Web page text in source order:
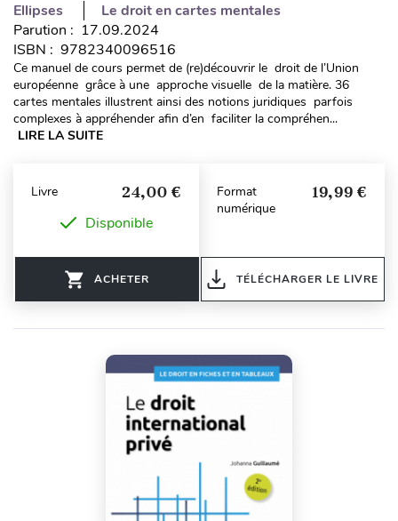
Ellipses
Le droit en cartes mentales
Parution : 17.09.2024
ISBN : 9782340096516
Ce manuel de cours permet de (re)découvrir le droit de l’Union
européenne grâce à une approche visuelle de la matière. 36
cartes mentales illustrent ainsi des notions juridiques parfois
complexes à appréhender afin d’en faciliter la compréhen...
LIRE LA SUITE
Livre 24,00 €
Disponible
ACHETER
Format
numérique
19,99 €
TÉLÉCHARGER LE LIVRE